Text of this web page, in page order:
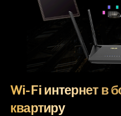
Wi-Fi интернет в
квартиру